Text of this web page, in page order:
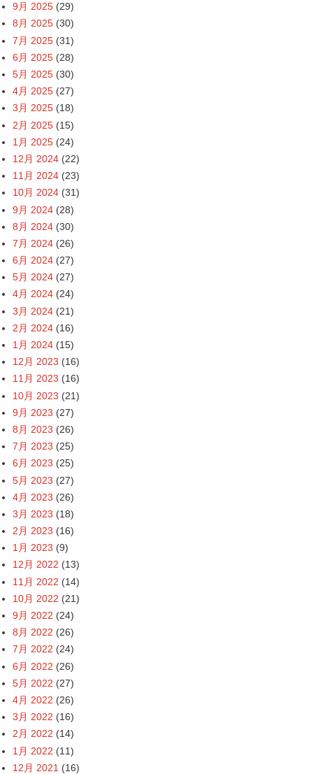
9月 2025 (29)
8月 2025 (30)
7月 2025 (31)
6月 2025 (28)
5月 2025 (30)
4月 2025 (27)
3月 2025 (18)
2月 2025 (15)
1月 2025 (24)
12月 2024 (22)
11月 2024 (23)
10月 2024 (31)
9月 2024 (28)
8月 2024 (30)
7月 2024 (26)
6月 2024 (27)
5月 2024 (27)
4月 2024 (24)
3月 2024 (21)
2月 2024 (16)
1月 2024 (15)
12月 2023 (16)
11月 2023 (16)
10月 2023 (21)
9月 2023 (27)
8月 2023 (26)
7月 2023 (25)
6月 2023 (25)
5月 2023 (27)
4月 2023 (26)
3月 2023 (18)
2月 2023 (16)
1月 2023 (9)
12月 2022 (13)
11月 2022 (14)
10月 2022 (21)
9月 2022 (24)
8月 2022 (26)
7月 2022 (24)
6月 2022 (26)
5月 2022 (27)
4月 2022 (26)
3月 2022 (16)
2月 2022 (14)
1月 2022 (11)
12月 2021 (16)